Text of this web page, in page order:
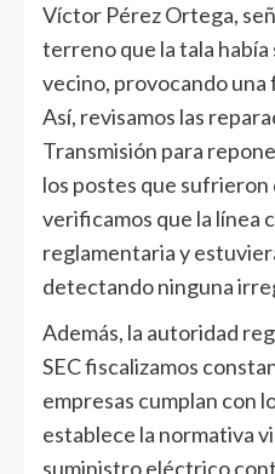
Víctor Pérez Ortega,
terreno que la tala había
vecino, provocando una
Así, revisamos las
Transmisión para
los postes que sufrieron
verificamos que la línea
reglamentaria y
detectando ninguna
Además, la autoridad
SEC fiscalizamos
empresas cumplan con
establece la normativa
suministro eléctrico